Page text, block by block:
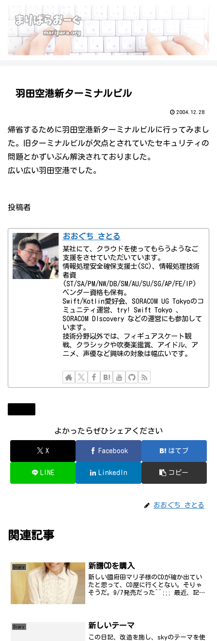
羽田空港新ターミナルビル
2004.12.28
帰省するために羽田空港新ターミナルビルに行ってみまし
た。旧ターミナルビルが欠点とされていたセキュリティの
問題とかずいぶん解決されておりました。
広い広い羽田空港でした。
投稿者
おおぐち さとる
某社にて、クラウドを使ってもらうようなご
支援をさせていただいています。
情報処理安全確保支援士(SC)、情報処理技術
者資
(ST/SA/PM/NW/DB/SM/AU/SU/SG/AP/FE/IP)
ベンダー資格も保有。
Swift/Kotlin愛好会、SORACOM UG Tokyoのコ
ミュニティ運営、try! Swift Tokyo 、
SORACOM DIscovery などの運営にも参加して
います。
技術分野以外では、フィギュアスケート観
戦、クラシックや吹奏楽鑑賞、アイドル、ア
ニメ、声優など興味の対象は幅広いです。
よかったらぜひシェアください
X Facebook はてブ
LINE LinkedIn コピー
おおぐち さとる
関連記事
Diary 新譜CDを購入
新しい國府田マリ子様のCDが確か出てい
たと思って、CD屋に行くとない。そりゃ
そうだ。9/7発売だった^^;;; 最近、記憶
く...
Diary 新しいテーマ
この日記、改造を施し、skyのテーマを使